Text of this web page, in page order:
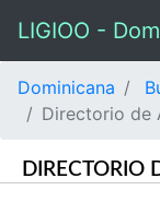
LIGIOO -
Dominicana
Directorio de
DIRECTORIO